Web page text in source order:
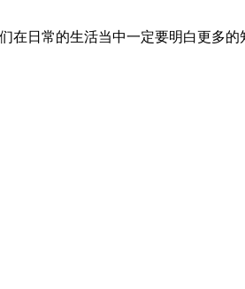
在日常的生活当中一定要明白更多